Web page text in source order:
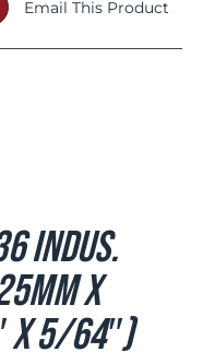
Email This Product
Indus.
x
x 5/64″)